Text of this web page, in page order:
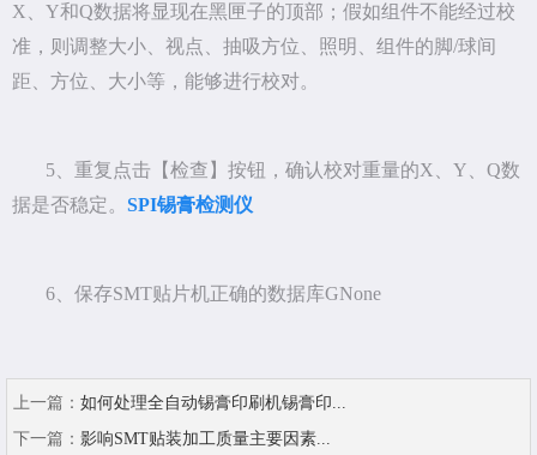
X、Y和Q数据将显现在黑匣子的顶部；假如组件不能经过校
准，则调整大小、视点、抽吸方位、照明、组件的脚/球间
距、方位、大小等，能够进行校对。
5、重复点击【检查】按钮，确认校对重量的X、Y、Q数
据是否稳定。 SPI锡膏检测仪
6、保存SMT贴片机正确的数据库GNone
上一篇： 如何处理全自动锡膏印刷机锡膏印...
下一篇： 影响SMT贴装加工质量主要因素...